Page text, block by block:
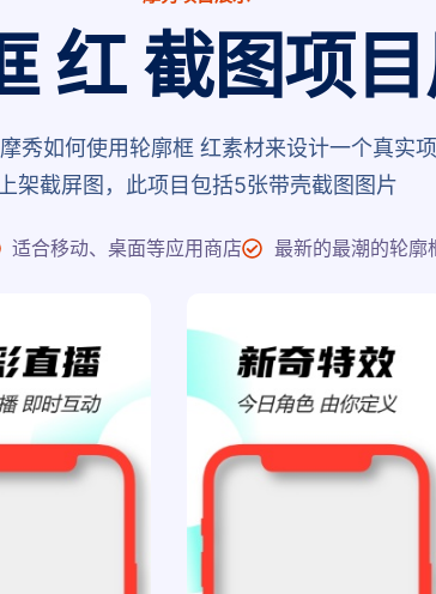
红 截图项
秀如何使用轮廓框 红素材来设计一个真实
上架截屏图，此项目包括5张带壳截图图片
适合移动、桌面等应用商店 最新的最潮的轮廓